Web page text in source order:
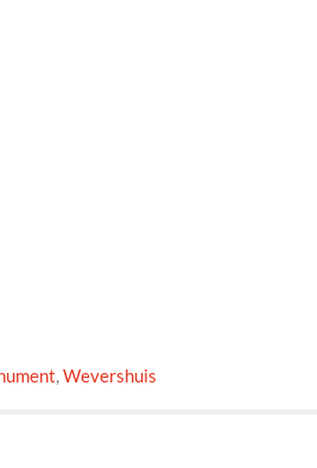
,Wevershuis